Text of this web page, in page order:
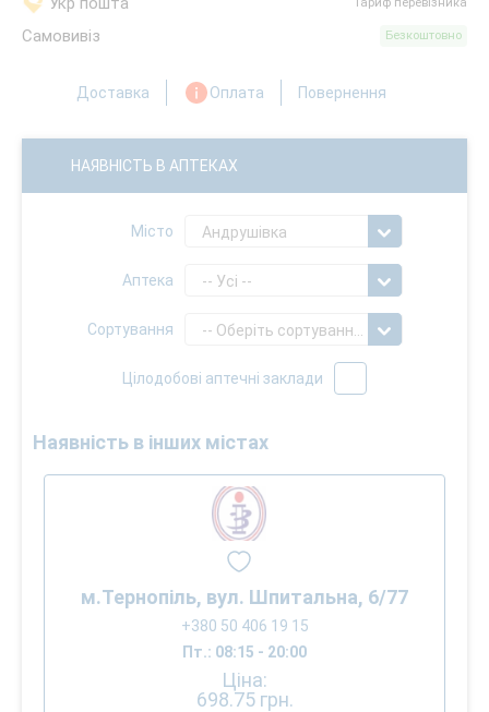
Самовивіз Безкоштовно
Доставка Оплата Повернення
НАЯВНІСТЬ В АПТЕКАХ
Місто Андрушівка
Аптека -- Усі --
Сортування
Цілодобові аптечні заклади
Наявність в інших містах
м.Тернопіль, вул. Шпитальна, 6/77
+380 50 406 19 15
Пт.: 08:15 - 20:00
Ціна:
698.75 грн.